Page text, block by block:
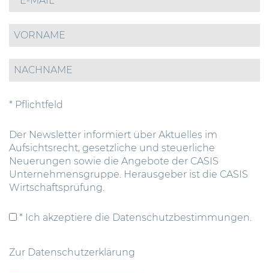
* Pflichtfeld
Der Newsletter informiert über Aktuelles im
Aufsichtsrecht, gesetzliche und steuerliche
Neuerungen sowie die Angebote der CASIS
Unternehmensgruppe. Herausgeber ist die CASIS
Wirtschaftsprüfung.
* Ich akzeptiere die Datenschutzbestimmungen.
Zur Datenschutzerklärung